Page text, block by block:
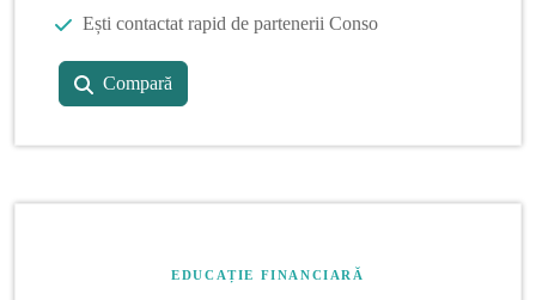
Ești contactat rapid de partenerii Conso
Compară
EDUCAȚIE FINANCIARĂ